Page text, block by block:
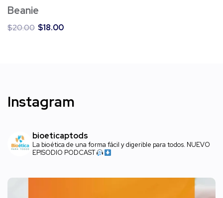
Beanie
$20.00 $18.00
Instagram
bioeticaptods
La bioética de una forma fácil y digerible para todos. NUEVO
EPISODIO PODCAST